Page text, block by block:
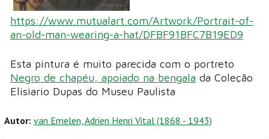
https://www.mutualart.com/Artwork/Portrait-of-
an-old-man-wearing-a-hat/DFBF91BFC7B19ED9
Esta pintura é muito parecida com o portreto
Negro de chapéu, apoiado na bengala da Coleção
Elisiario Dupas do Museu Paulista
Autor: van Emelen, Adrien Henri Vital (1868 - 1943)